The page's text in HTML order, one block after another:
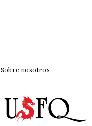
Sobre nosotros